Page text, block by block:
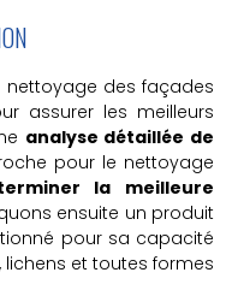
des façades
assurer les meilleurs
analyse détaillée de
pour le nettoyage
la meilleure
ensuite un produit
pour sa capacité
et toutes formes